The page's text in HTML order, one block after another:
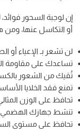
إن لوجبة السحور
أو التكاسل عنها، ومن
لن تشعر بـ الإعياء أو
تساعدك على مقاومة
تُقيك من الشعور
تمنع فقد الخلايا
تحافظ على الوزن
تنشط جهازك
تحافظ على مستوى